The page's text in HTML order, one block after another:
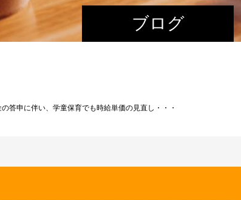
ブログ
答申に伴い、学童保育でも時給単価の見直し・・・